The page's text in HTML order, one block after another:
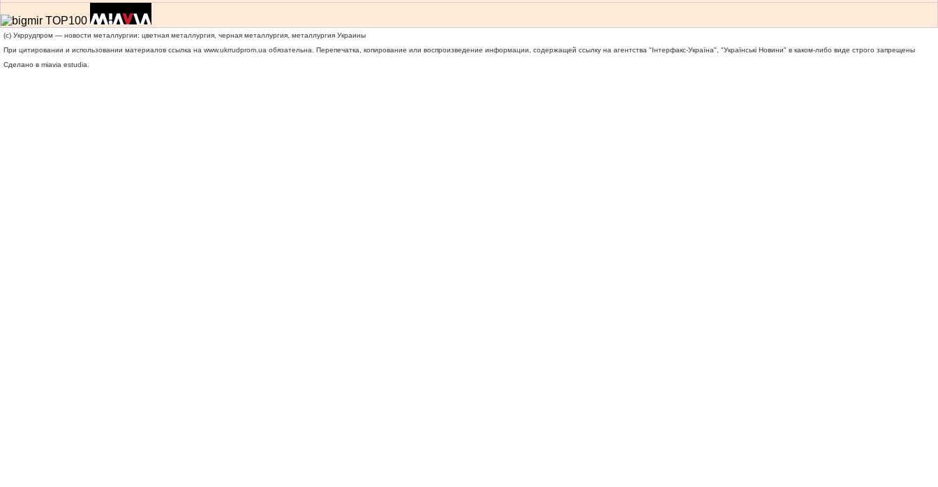
(c) Укррудпром — новости металлургии: цветная металлургия, черная металлургия, металлургия Украины
При цитировании и использовании материалов ссылка на www.ukrrudprom.ua обязательна. Перепечатка, копирование или воспроизведение информации, содержащей ссылку на агентства "Iнтерфакс-Україна", "Українськi Новини" в каком-либо виде строго запрещены
Сделано в miavia estudia.